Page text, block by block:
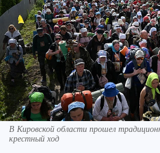
В Кировской области прошел
крестный ход